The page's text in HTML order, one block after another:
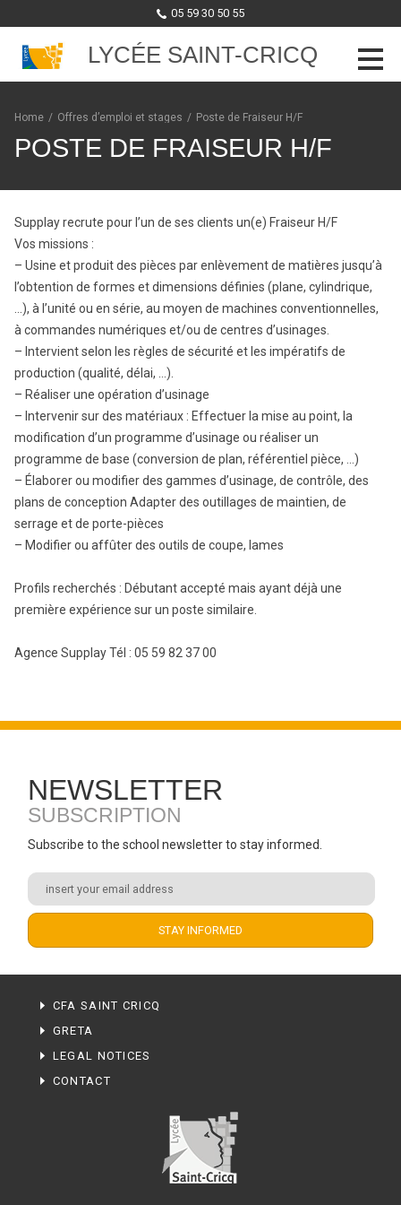
05 59 30 50 55
LYCÉE SAINT-CRICQ
Skip to content
Home / Offres d’emploi et stages / Poste de Fraiseur H/F
POSTE DE FRAISEUR H/F
Supplay recrute pour l’un de ses clients un(e) Fraiseur H/F
Vos missions :
– Usine et produit des pièces par enlèvement de matières jusqu’à
l’obtention de formes et dimensions définies (plane, cylindrique,
…), à l’unité ou en série, au moyen de machines conventionnelles,
à commandes numériques et/ou de centres d’usinages.
– Intervient selon les règles de sécurité et les impératifs de
production (qualité, délai, …).
– Réaliser une opération d’usinage
– Intervenir sur des matériaux : Effectuer la mise au point, la
modification d’un programme d’usinage ou réaliser un
programme de base (conversion de plan, référentiel pièce, …)
– Élaborer ou modifier des gammes d’usinage, de contrôle, des
plans de conception Adapter des outillages de maintien, de
serrage et de porte-pièces
– Modifier ou affûter des outils de coupe, lames
Profils recherchés : Débutant accepté mais ayant déjà une
première expérience sur un poste similaire.
Agence Supplay Tél : 05 59 82 37 00
NEWSLETTER
SUBSCRIPTION
Subscribe to the school newsletter to stay informed.
CFA SAINT CRICQ
GRETA
LEGAL NOTICES
CONTACT